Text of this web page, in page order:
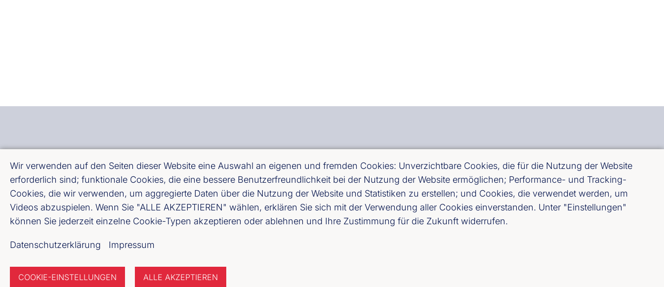
Wir verwenden auf den Seiten dieser Website eine Auswahl an eigenen und fremden Cookies: Unverzichtbare Cookies, die für die Nutzung der Website
erforderlich sind; funktionale Cookies, die eine bessere Benutzerfreundlichkeit bei der Nutzung der Website ermöglichen; Performance- und Tracking-
Cookies, die wir verwenden, um aggregierte Daten über die Nutzung der Website und Statistiken zu erstellen; und Cookies, die verwendet werden, um
Videos abzuspielen. Wenn Sie "ALLE AKZEPTIEREN" wählen, erklären Sie sich mit der Verwendung aller Cookies einverstanden. Unter "Einstellungen"
können Sie jederzeit einzelne Cookie-Typen akzeptieren oder ablehnen und Ihre Zustimmung für die Zukunft widerrufen.
Datenschutzerklärung Impressum
COOKIE-EINSTELLUNGEN ALLE AKZEPTIEREN
Bankenverband Mitte e. V.
Weißfrauenstraße 12 - 16, 60311 Frankfurt am Main
Fußzeile (Bankenverband Mitte)
Datenschutzerklärung
Impressum
Newsletter des Bankenverbandes
Jetzt anmelden